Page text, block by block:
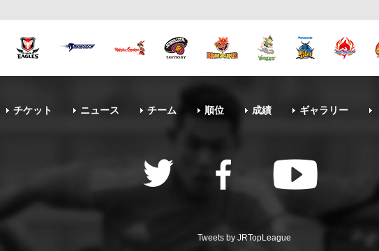
チケット ニュース チーム 順位 成績 ギャラリー
Tweets by JRTopLeague